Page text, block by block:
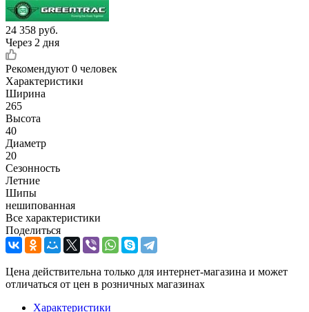
24 358 руб.
Через 2 дня
Рекомендуют 0 человек
Характеристики
Ширина
265
Высота
40
Диаметр
20
Сезонность
Летние
Шипы
нешипованная
Все характеристики
Поделиться
Цена действительна только для интернет-магазина и может
отличаться от цен в розничных магазинах
Характеристики